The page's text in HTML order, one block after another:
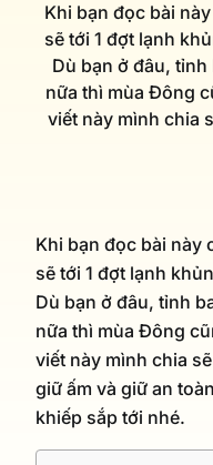
Khi bạn đọc bài
sẽ tới 1 đợt lạnh
Dù bạn ở đâu,
nữa thì mùa Đông
viết này mình chia
Khi bạn đọc bài này
sẽ tới 1 đợt lạnh
Dù bạn ở đâu, tỉnh
nữa thì mùa Đông
viết này mình chia
giữ ấm và giữ an
khiếp sắp tới nhé.